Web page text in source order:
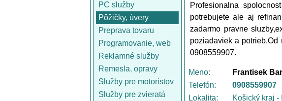
PC služby
Pôžičky, úvery
Preprava tovaru
Programovanie, web
Reklamné služby
Remesla, opravy
Služby pre motoristov
Služby pre zvieratá
Profesionalna
potrebujete ale aj
zadarmo pravne
poziadaviek a
0908559907.
Meno:
Frantisek
Telefón:
0908559907
Lokalita:
Košický kraj